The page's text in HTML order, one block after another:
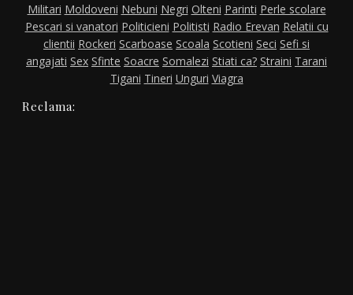
Militari Moldoveni Nebuni Negri Olteni Parinti Perle scolare
Pescari si vanatori Politicieni Politisti Radio Erevan Relatii cu
clientii Rockeri Scarboase Scoala Scotieni Seci Sefi si
angajati Sex Sfinte Soacre Somalezi Stiati ca? Straini Tarani
Tigani Tineri Unguri Viagra
Reclama: